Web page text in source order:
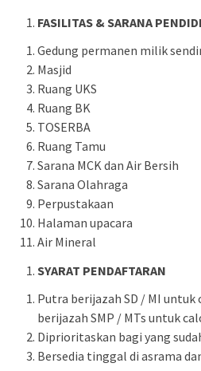
FASILITAS & SARANA
Gedung permanen milik
Masjid
Ruang UKS
Ruang BK
TOSERBA
Ruang Tamu
Sarana MCK dan Air Bersih
Sarana Olahraga
Perpustakaan
Halaman upacara
Air Mineral
SYARAT PENDAFTARAN
Putra berijazah SD / MI untuk
berijazah SMP / MTs untuk
Diprioritaskan bagi yang
Bersedia tinggal di asrama